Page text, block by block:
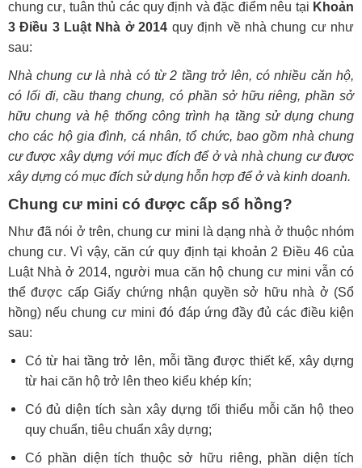
chung cư, tuân thủ các quy định và đặc điểm nêu tại Khoản
3 Điều 3 Luật Nhà ở 2014 quy định về nhà chung cư như
sau:
Nhà chung cư là nhà có từ 2 tầng trở lên, có nhiều căn hộ,
có lối đi, cầu thang chung, có phần sở hữu riêng, phần sở
hữu chung và hệ thống công trình hạ tầng sử dụng chung
cho các hộ gia đình, cá nhân, tổ chức, bao gồm nhà chung
cư được xây dựng với mục đích để ở và nhà chung cư được
xây dựng có mục đích sử dụng hỗn hợp để ở và kinh doanh.
Chung cư mini có được cấp sổ hồng?
Như đã nói ở trên, chung cư mini là dạng nhà ở thuộc nhóm
chung cư. Vì vậy, căn cứ quy định tại khoản 2 Điều 46 của
Luật Nhà ở 2014, người mua căn hộ chung cư mini vẫn có
thể được cấp Giấy chứng nhận quyền sở hữu nhà ở (Sổ
hồng) nếu chung cư mini đó đáp ứng đầy đủ các điều kiện
sau:
Có từ hai tầng trở lên, mỗi tầng được thiết kế, xây dựng
từ hai căn hộ trở lên theo kiểu khép kín;
Có đủ diện tích sàn xây dựng tối thiểu mỗi căn hộ theo
quy chuẩn, tiêu chuẩn xây dựng;
Có phần diện tích thuộc sở hữu riêng, phần diện tích